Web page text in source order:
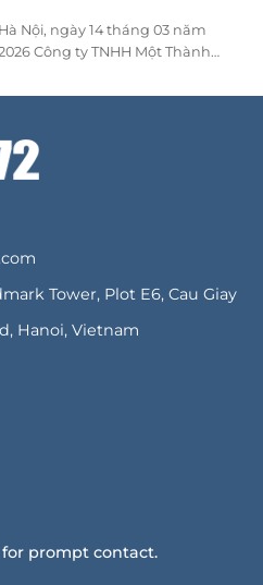
expatriates, and families seeking
living spaces, the hotel
Hà Nội, ngày 14 tháng 03 năm
Công ty TNHH Một Thành
Hanoi Landmark
Yên Hòa, Thành Phố Hà
Điện thoại:
Tower, Plot E6, Cau Giay
Hanoi, Vietnam
prompt contact.